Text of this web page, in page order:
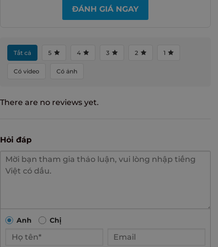
ĐÁNH GIÁ NGAY
Tất cả 5 4 3 2 1
Có video Có ảnh
There are no reviews yet.
Hỏi đáp
Anh Chị